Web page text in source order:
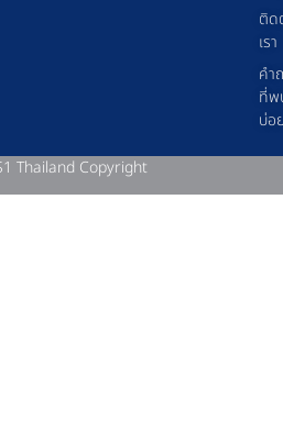
ติด
เรา
คำ
ที่พ
บ่อ
Thailand Copyright